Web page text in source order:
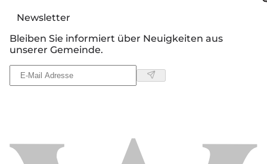
Newsletter
Bleiben Sie informiert über Neuigkeiten aus
unserer Gemeinde.